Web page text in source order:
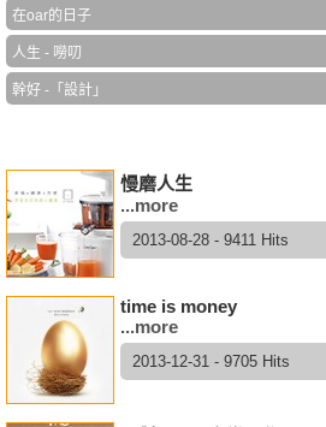
在oar的日子
人生 - 嘮叨
幹好 -「設計」
慢磨人生
...more
2013-08-28 - 9411 Hits
time is money
...more
2013-12-31 - 9705 Hits